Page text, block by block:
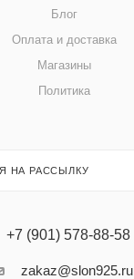
Блог
Оплата и доставка
Магазины
Политика
НА РАССЫЛКУ
+7 (901) 578-88-58
zakaz@slon925.ru